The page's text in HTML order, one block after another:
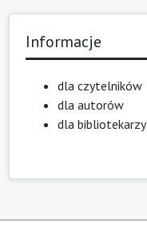
Informacje
dla czytelników
dla autorów
dla bibliotekarzy